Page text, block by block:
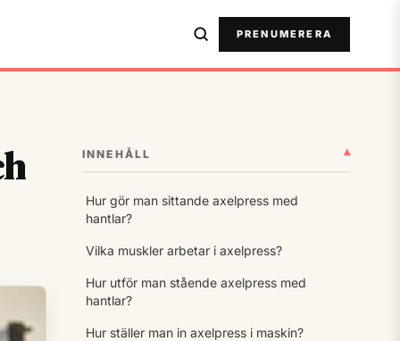
PRENUMERERA
INNEHÅLL ▾
Hur gör man sittande axelpress med
hantlar?
Vilka muskler arbetar i axelpress?
Hur utför man stående axelpress med
hantlar?
Hur ställer man in axelpress i maskin?